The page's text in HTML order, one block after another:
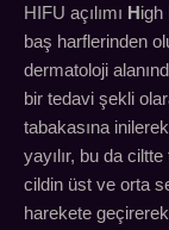
HIFU açılımı High
baş harflerinden
dermatoloji
bir tedavi şekli
tabakasına
yayılır, bu da
cildin üst ve orta
harekete